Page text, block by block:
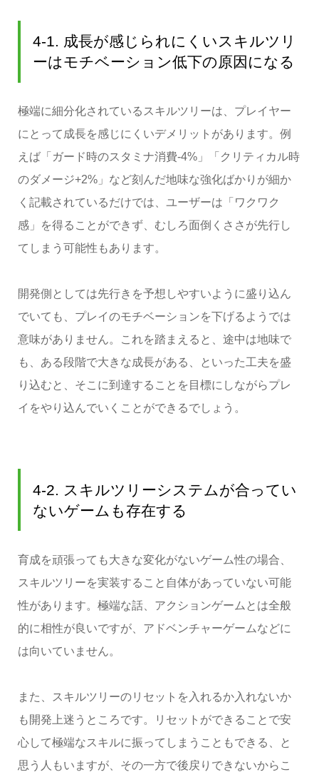
4-1. 成長が感じられにくいスキルツリ
ーはモチベーション低下の原因になる
極端に細分化されているスキルツリーは、プレイヤー
にとって成長を感じにくいデメリットがあります。例
えば「ガード時のスタミナ消費-4%」「クリティカル時
のダメージ+2%」など刻んだ地味な強化ばかりが細か
く記載されているだけでは、ユーザーは「ワクワク
感」を得ることができず、むしろ面倒くささが先行し
てしまう可能性もあります。
開発側としては先行きを予想しやすいように盛り込ん
でいても、プレイのモチベーションを下げるようでは
意味がありません。これを踏まえると、途中は地味で
も、ある段階で大きな成長がある、といった工夫を盛
り込むと、そこに到達することを目標にしながらプレ
イをやり込んでいくことができるでしょう。
4-2. スキルツリーシステムが合ってい
ないゲームも存在する
育成を頑張っても大きな変化がないゲーム性の場合、
スキルツリーを実装すること自体があっていない可能
性があります。極端な話、アクションゲームとは全般
的に相性が良いですが、アドベンチャーゲームなどに
は向いていません。
また、スキルツリーのリセットを入れるか入れないか
も開発上迷うところです。リセットができることで安
心して極端なスキルに振ってしまうこともできる、と
思う人もいますが、その一方で後戻りできないからこ